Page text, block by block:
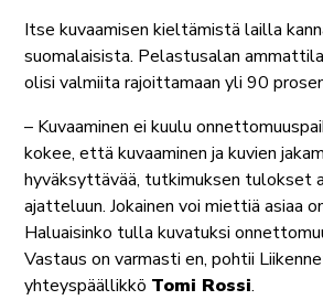
Itse kuvaamisen kieltämistä lailla
suomalaisista. Pelastusalan
olisi valmiita rajoittamaan yli 90
– Kuvaaminen ei kuulu
kokee, että kuvaaminen ja kuvien
hyväksyttävää, tutkimuksen tulokset
ajatteluun. Jokainen voi miettiä asiaa
Haluaisinko tulla kuvatuksi
Vastaus on varmasti en, pohtii
yhteyspäällikkö Tomi Rossi.